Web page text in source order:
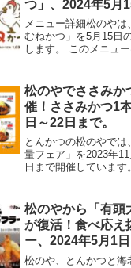
つ」、2024年5月
メニュー詳細松のや
むねかつ」を5月15日
します。 このメニュー
かつの価格は790円か
イクアウトも...
松のやでささみか
催！ささみかつ1
日～22日まで。
とんかつの松のやで
量フェア」を2023年
日まで開催していま
メニューには「たっぷ
食」「ロースか...
松のやから「有頭
が復活！食べ応え
ー、2024年5月1
松のや、とんかつと海